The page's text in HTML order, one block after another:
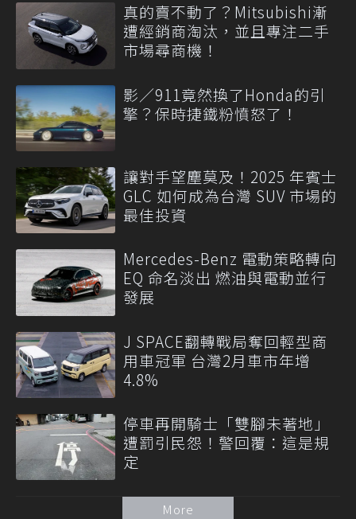
真的賣不動了？Mitsubishi漸
遭經銷商淘汰，並且專注二手
市場尋商機！
影／911竟然換了Honda的引
擎？保時捷鐵粉憤怒了！
讓對手望塵莫及！2025 年賓士
GLC 如何成為台灣 SUV 市場的
最佳投資
Mercedes-Benz 電動策略轉向
EQ 命名淡出 燃油與電動並行
發展
J SPACE翻轉戰局奪回輕型商
用車冠軍 台灣2月車市年增
4.8%
停車再開騎士「雙腳未著地」
遭罰引民怨！警回覆：這是規
定
More